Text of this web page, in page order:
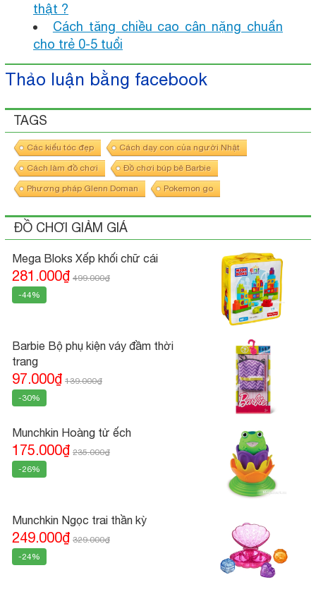
thật ?
Cách tăng chiều cao cân nặng chuẩn
cho trẻ 0-5 tuổi
Thảo luận bằng facebook
TAGS
Các kiểu tóc đẹp Cách dạy con của người Nhật
Cách làm đồ chơi Đồ chơi búp bê Barbie
Phương pháp Glenn Doman Pokemon go
ĐỒ CHƠI GIẢM GIÁ
Mega Bloks Xếp khối chữ cái
281.000₫ 499.000₫
-44%
Barbie Bộ phụ kiện váy đầm thời
trang
97.000₫ 139.000₫
-30%
Munchkin Hoàng tử ếch
175.000₫ 235.000₫
-26%
Munchkin Ngọc trai thần kỳ
249.000₫ 329.000₫
-24%